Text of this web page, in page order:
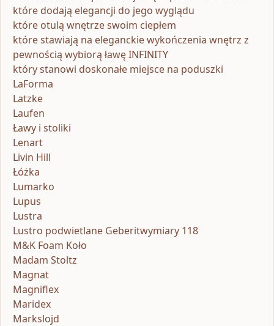
które dodają elegancji do jego wyglądu
które otulą wnętrze swoim ciepłem
które stawiają na eleganckie wykończenia wnętrz z
pewnością wybiorą ławę INFINITY
który stanowi doskonałe miejsce na poduszki
LaForma
Latzke
Laufen
Ławy i stoliki
Lenart
Livin Hill
Łóżka
Lumarko
Lupus
Lustra
Lustro podwietlane Geberitwymiary 118
M&K Foam Koło
Madam Stoltz
Magnat
Magniflex
Maridex
Markslojd